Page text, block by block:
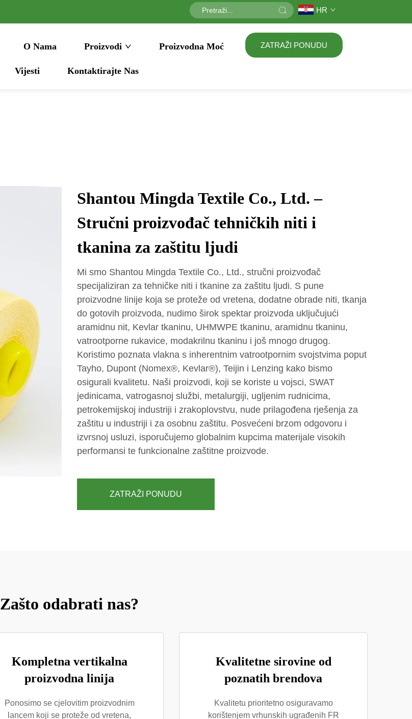
HR
O Nama Proizvodi Proizvodna Moć
Vijesti Kontaktirajte Nas
ZATRAŽI PONUDU
Shantou Mingda Textile Co., Ltd. –
Stručni proizvođač tehničkih niti i
tkanina za zaštitu ljudi
Mi smo Shantou Mingda Textile Co., Ltd., stručni proizvođač
specijaliziran za tehničke niti i tkanine za zaštitu ljudi. S pune
proizvodne linije koja se proteže od vretena, dodatne obrade niti, tkanja
do gotovih proizvoda, nudimo širok spektar proizvoda uključujući
aramidnu nit, Kevlar tkaninu, UHMWPE tkaninu, aramidnu tkaninu,
vatrootporne rukavice, modakrilnu tkaninu i još mnogo drugog.
Koristimo poznata vlakna s inherentnim vatrootpornim svojstvima poput
Tayho, Dupont (Nomex®, Kevlar®), Teijin i Lenzing kako bismo
osigurali kvalitetu. Naši proizvodi, koji se koriste u vojsci, SWAT
jedinicama, vatrogasnoj službi, metalurgiji, ugljenim rudnicima,
petrokemijskoj industriji i zrakoplovstvu, nude prilagođena rješenja za
zaštitu u industriji i za osobnu zaštitu. Posvećeni brzom odgovoru i
izvrsnoj usluzi, isporučujemo globalnim kupcima materijale visokih
performansi te funkcionalne zaštitne proizvode.
ZATRAŽI PONUDU
Zašto odabrati nas?
Kompletna vertikalna
proizvodna linija
Ponosimo se cjelovitim proizvodnim
lancem koji se proteže od vretena,
Kvalitetne sirovine od
poznatih brendova
Kvalitetu prioritetno osiguravamo
korištenjem vrhunskih ugrađenih FR